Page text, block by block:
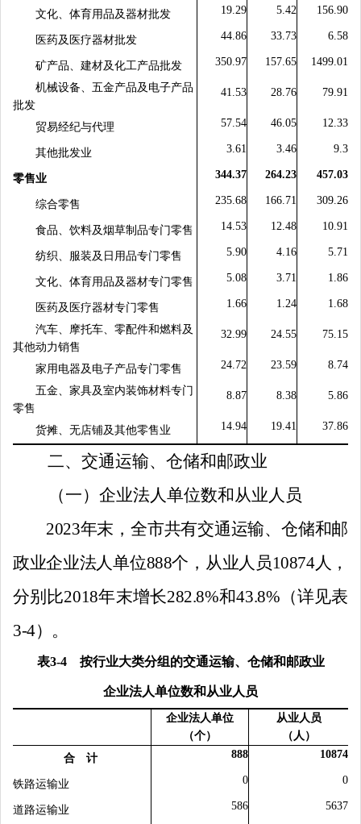
文化、体育用品及器材批发 19.29 5.42 156.90
医药及医疗器材批发 44.86 33.73 6.58
矿产品、建材及化工产品批发 350.97 157.65 1499.01
机械设备、五金产品及电子产品
批发
41.53 28.76 79.91
贸易经纪与代理 57.54 46.05 12.33
其他批发业 3.61 3.46 9.3
零售业 344.37 264.23 457.03
综合零售 235.68 166.71 309.26
食品、饮料及烟草制品专门零售 14.53 12.48 10.91
纺织、服装及日用品专门零售 5.90 4.16 5.71
文化、体育用品及器材专门零售 5.08 3.71 1.86
医药及医疗器材专门零售 1.66 1.24 1.68
汽车、摩托车、零配件和燃料及
其他动力销售
32.99 24.55 75.15
家用电器及电子产品专门零售 24.72 23.59 8.74
五金、家具及室内装饰材料专门
零售
8.87 8.38 5.86
货摊、无店铺及其他零售业 14.94 19.41 37.86
二、交通运输、仓储和邮政业
（一）企业法人单位数和从业人员
2023年末，全市共有交通运输、仓储和邮
政业企业法人单位888个，从业人员10874人，
分别比2018年末增长282.8%和43.8% （详见表
3-4）。
表3-4按行业大类分组的交通运输、仓储和邮政业
企业法人单位数和从业人员
企业法人单位
（个）
从业人员
（人）
合 计
888 10874
铁路运输业 0 0
道路运输业 586 5637